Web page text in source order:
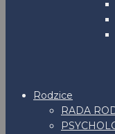
Rodzice
RADA